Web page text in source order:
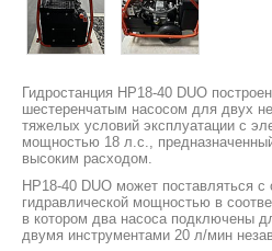
Гидростанция HP18-40 DUO
шестеренчатым насосом для двух
тяжелых условий эксплуатации с
мощностью 18 л.с.,
высоким расходом.
HP18-40 DUO может поставляться
гидравлической мощностью в
в котором два насоса подключены
двумя инструментами 20 л/мин